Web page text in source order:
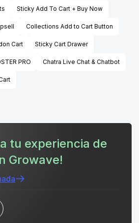
Sticky Add To Cart + Buy Now
Collections Add to Cart Button
Cart Sticky Cart Drawer
PRO Chatra Live Chat & Chatbot
tu experiencia de
Growave!